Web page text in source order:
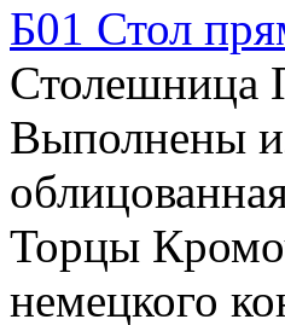
Б01 Стол
Выполнены
Торцы
немецкого